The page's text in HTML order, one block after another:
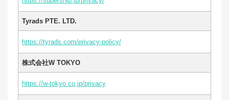
Tyrads PTE. LTD.
https://tyrads.com/privacy-policy/
株式会社W TOKYO
https://w-tokyo.co.jp/privacy